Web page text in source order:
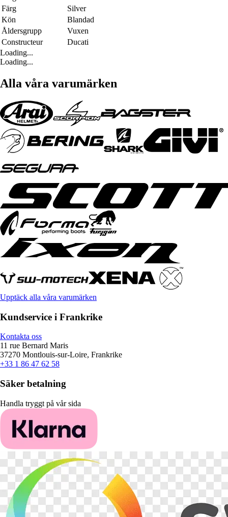
Färg
Silver
Kön
Blandad
Åldersgrupp
Vuxen
Constructeur
Ducati
Loading...
Loading...
Alla våra varumärken
Upptäck alla våra varumärken
Kundservice i Frankrike
Kontakta oss
11 rue Bernard Maris
37270 Montlouis-sur-Loire, Frankrike
+33 1 86 47 62 58
Säker betalning
Handla tryggt på vår sida